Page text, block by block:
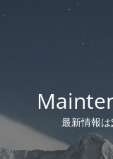
最新情報は